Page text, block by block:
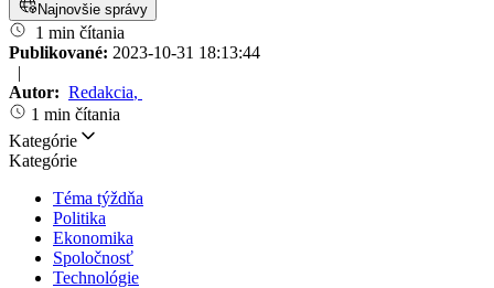
Najnovšie správy
1 min čítania
Publikované: 2023-10-31 18:13:44
|
Autor: Redakcia,
1 min čítania
Kategórie
Kategórie
Téma týždňa
Politika
Ekonomika
Spoločnosť
Technológie